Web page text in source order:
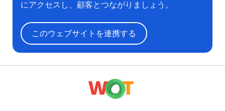
にアクセスし、顧客とつながりましょう。
このウェブサイトを連携する